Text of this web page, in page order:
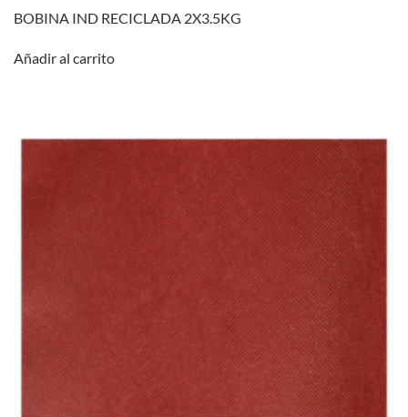
BOBINA IND RECICLADA 2X3.5KG
Añadir al carrito